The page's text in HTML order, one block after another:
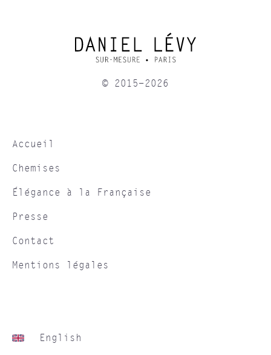
© 2015-2026
Accueil
Chemises
Élégance à la Française
Presse
Contact
Mentions légales
English